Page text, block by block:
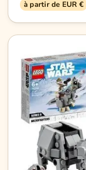
à partir de EUR €